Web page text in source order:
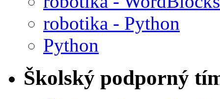
robotika - Python
Python
Školský podporný